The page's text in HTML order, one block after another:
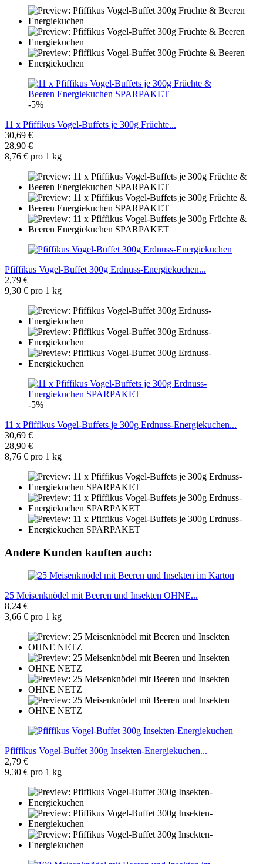
-5%
11 x Pfiffikus Vogel-Buffets je 300g Früchte...
30,69 €
28,90 €
8,76 € pro 1 kg
Pfiffikus Vogel-Buffet 300g Erdnuss-Energiekuchen...
2,79 €
9,30 € pro 1 kg
-5%
11 x Pfiffikus Vogel-Buffets je 300g Erdnuss-Energiekuchen...
30,69 €
28,90 €
8,76 € pro 1 kg
Andere Kunden kauften auch:
25 Meisenknödel mit Beeren und Insekten OHNE...
8,24 €
3,66 € pro 1 kg
Pfiffikus Vogel-Buffet 300g Insekten-Energiekuchen...
2,79 €
9,30 € pro 1 kg